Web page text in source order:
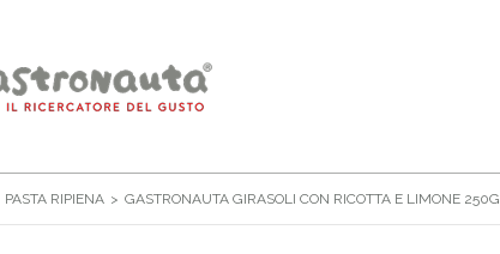
PASTA RIPIENA GASTRONAUTA GIRASOLI CON RICOTTA E LIMONE 250G